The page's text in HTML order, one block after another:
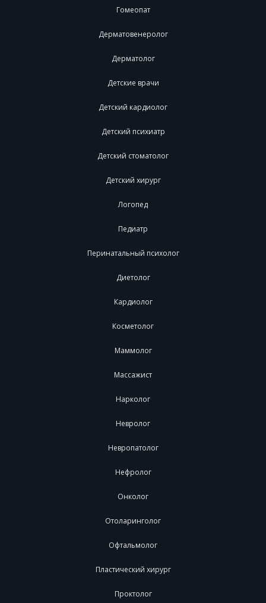
Гомеопат
Дерматовенеролог
Дерматолог
Детские врачи
Детский кардиолог
Детский психиатр
Детский стоматолог
Детский хирург
Логопед
Педиатр
Перинатальный психолог
Диетолог
Кардиолог
Косметолог
Маммолог
Массажист
Нарколог
Невролог
Невропатолог
Нефролог
Онколог
Отоларинголог
Офтальмолог
Пластический хирург
Проктолог